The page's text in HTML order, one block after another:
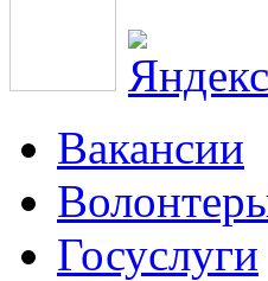
Вакансии
Госуслуги